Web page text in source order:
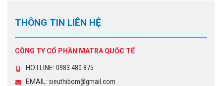
THÔNG TIN LIÊN HỆ
CÔNG TY CỔ PHẦN MATRA QUỐC TẾ
HOTLINE: 0983.480.875
EMAIL: sieuthibom@gmail.com